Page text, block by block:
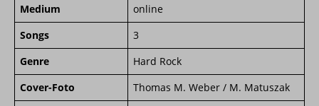
Medium
online
Songs
3
Genre
Hard Rock
Cover-Foto
Thomas M. Weber / M. Matuszak